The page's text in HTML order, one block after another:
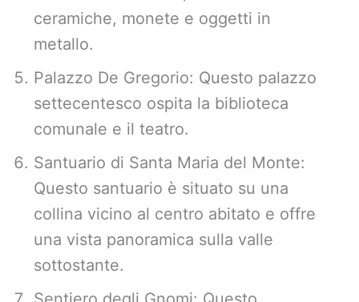
ceramiche, monete e oggetti in
metallo.
Palazzo De Gregorio: Questo palazzo
settecentesco ospita la biblioteca
comunale e il teatro.
Santuario di Santa Maria del Monte:
Questo santuario è situato su una
collina vicino al centro abitato e offre
una vista panoramica sulla valle
sottostante.